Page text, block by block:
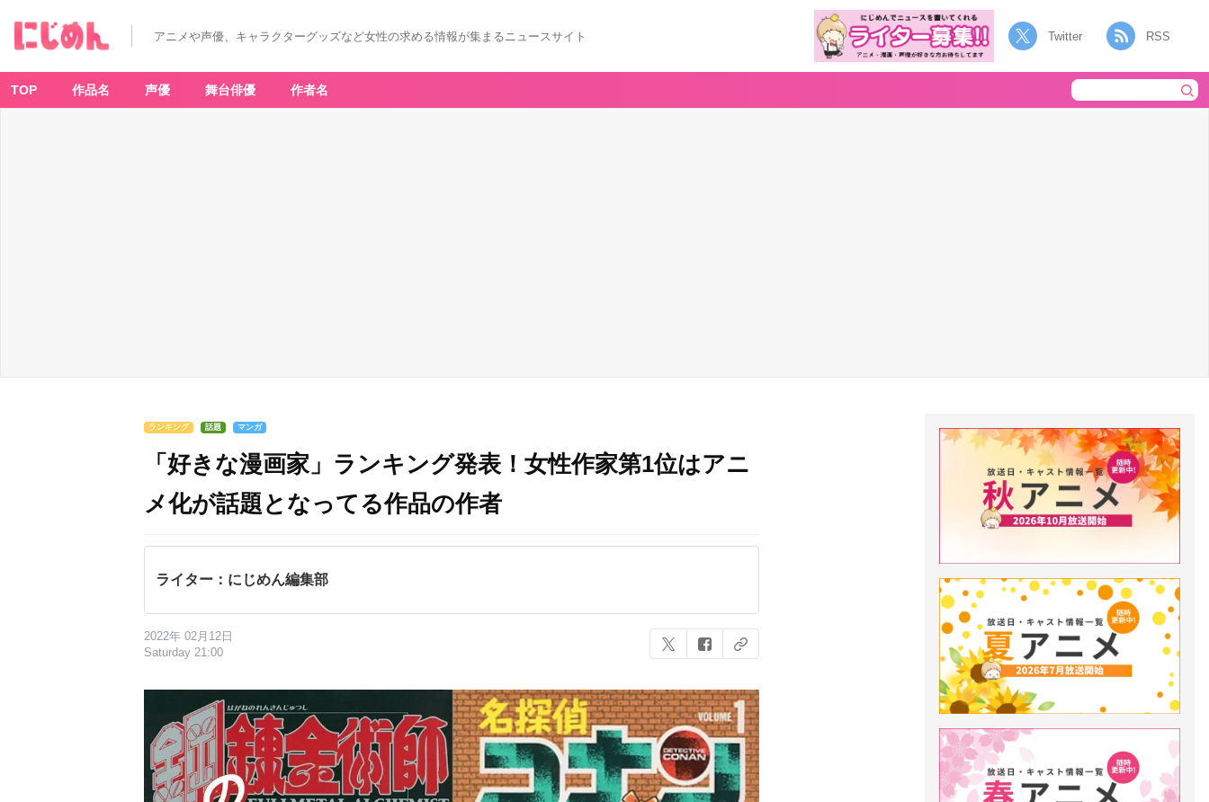
アニメや声優、キャラクターグッズなど女性の求める情報が集まるニュースサイト Twitter RSS
TOP 作品名 声優 舞台俳優 作者名
ランキング 話題 マンガ
「好きな漫画家」ランキング発表！女性作家第1位はアニ
メ化が話題となってる作品の作者
ライター：にじめん編集部
2022年 02月12日
Saturday 21:00